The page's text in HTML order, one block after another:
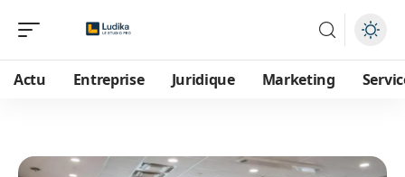
Actu Entreprise Juridique Marketing